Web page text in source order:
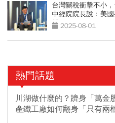
台灣關稅衝擊不小
中經院院長說：美
機？2025-08-01
熱門話題
川湖做什麼的？躋身「萬
產鐵工廠如何翻身「只有兩